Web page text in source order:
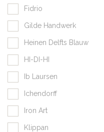
Fidrio
Gilde Handwerk
Heinen Delfts Blauw
HI-DI-HI
Ib Laursen
Ichendorff
Iron Art
Klippan